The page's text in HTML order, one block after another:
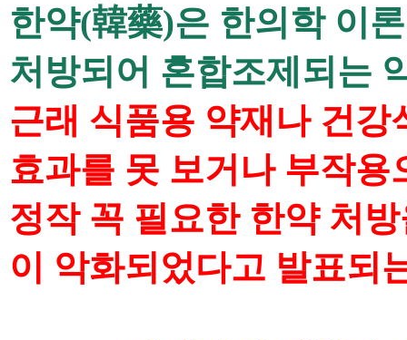
한약(韓藥)은 한의학 이
처방되어 혼합조제되는
근래 식품용 약재나 건
효과를 못 보거나 부작
정작 꼭 필요한 한약 처
이 악화되었다고 발표되